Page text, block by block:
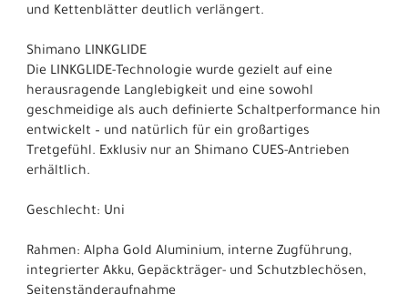
und Kettenblätter deutlich verlängert.
Shimano LINKGLIDE
Die LINKGLIDE-Technologie wurde gezielt auf eine
herausragende Langlebigkeit und eine sowohl
geschmeidige als auch definierte Schaltperformance hin
entwickelt – und natürlich für ein großartiges
Tretgefühl. Exklusiv nur an Shimano CUES-Antrieben
erhältlich.
Geschlecht: Uni
Rahmen: Alpha Gold Aluminium, interne Zugführung,
integrierter Akku, Gepäckträger- und Schutzblechösen,